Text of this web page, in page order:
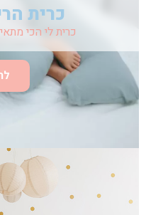
כרית
כרית לי הכי